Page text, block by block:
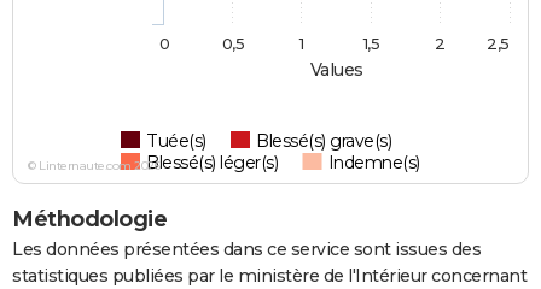
Values
Tuée(s)
Blessé(s) grave(s)
Blessé(s) léger(s)
Indemne(s)
0 0,5 1 1,5 2 2,5
© Linternaute.com 2026
Méthodologie
Les données présentées dans ce service sont issues des
statistiques publiées par le ministère de l'Intérieur concernant